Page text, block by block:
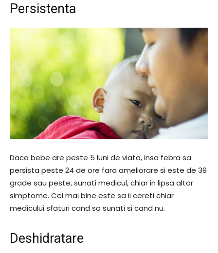
Persistenta
Daca bebe are peste 5 luni de viata, insa febra sa
persista peste 24 de ore fara ameliorare si este de 39
grade sau peste, sunati medicul, chiar in lipsa altor
simptome. Cel mai bine este sa ii cereti chiar
medicului sfaturi cand sa sunati si cand nu.
Deshidratare